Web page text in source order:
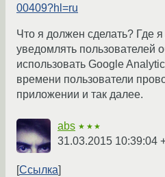
00409?hl=ru
Что я должен сделать? Где
уведомлять пользователей
использовать Google
времени пользователи
приложении и так далее.
abs ★★★
31.03.2015 10:39:04
Ссылка